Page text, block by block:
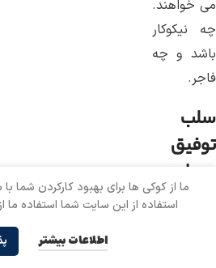
می خواهند.
چه نیكوكار
باشد و چه
فاجر.
سلب
توفیق
سعادتما از کوکی ها برای بهبود کارکردن شما
استفاده از این سایت شما استفاده ما
اطلاعات بیشتر